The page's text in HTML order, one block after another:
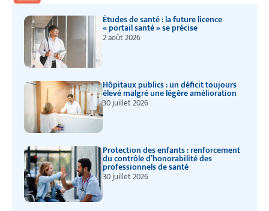
Études de santé : la future licence
« portail santé » se précise
2 août 2026
Hôpitaux publics : un déficit toujours
élevé malgré une légère amélioration
30 juillet 2026
Protection des enfants : renforcement
du contrôle d’honorabilité des
professionnels de santé
30 juillet 2026